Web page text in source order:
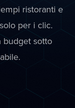
ristoranti e
per i clic.
budget sotto